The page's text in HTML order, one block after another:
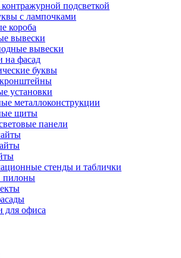
подсветкой
с лампочками
короба
вывески
вывески
на фасад
буквы
установки
металлоконструкции
щиты
панели
стенды и таблички
пилоны
для офиса